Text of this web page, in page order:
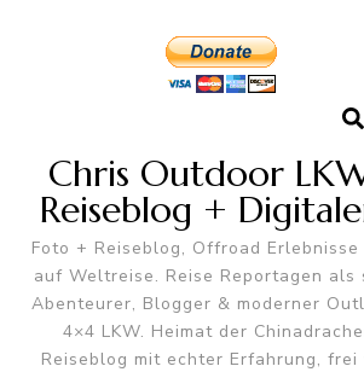
Chris Outdoor
Reiseblog +
Foto + Reiseblog, Offroad
auf Weltreise. Reise Reportagen
Abenteurer, Blogger & moderner
4×4 LKW. Heimat der
Reiseblog mit echter Erfahrung, frei